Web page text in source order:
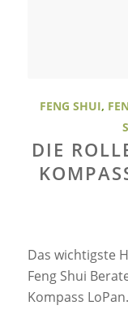
FENG SHUI,
DIE
Das wichtigste
Feng Shui
Kompass